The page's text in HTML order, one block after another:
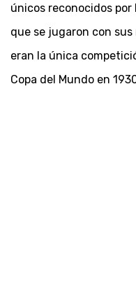
únicos reconocidos por
que se jugaron con
eran la única
Copa del Mundo en